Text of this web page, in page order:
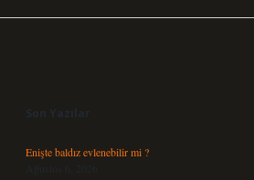
Son Yazılar
Enişte baldız evlenebilir mi ?
Ağustos 6, 2026